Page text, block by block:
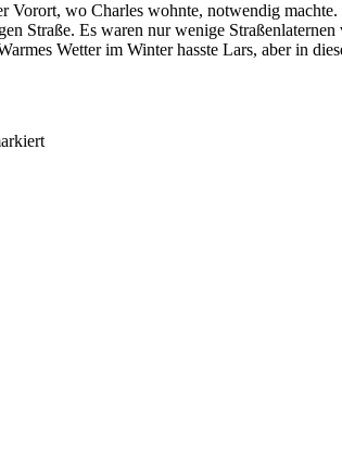
Vorort, wo Charles wohnte, notwendig
Straße. Es waren nur wenige
Wetter im Winter hasste Lars, aber in